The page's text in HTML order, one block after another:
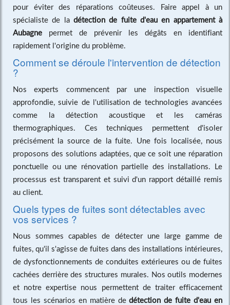
pour éviter des réparations coûteuses. Faire appel à un
spécialiste de la détection de fuite d'eau en appartement à
Aubagne permet de prévenir les dégâts en identifiant
rapidement l'origine du problème.
Comment se déroule l'intervention de détection
?
Nos experts commencent par une inspection visuelle
approfondie, suivie de l'utilisation de technologies avancées
comme la détection acoustique et les caméras
thermographiques. Ces techniques permettent d'isoler
précisément la source de la fuite. Une fois localisée, nous
proposons des solutions adaptées, que ce soit une réparation
ponctuelle ou une rénovation partielle des installations. Le
processus est transparent et suivi d'un rapport détaillé remis
au client.
Quels types de fuites sont détectables avec
vos services ?
Nous sommes capables de détecter une large gamme de
fuites, qu'il s'agisse de fuites dans des installations intérieures,
de dysfonctionnements de conduites extérieures ou de fuites
cachées derrière des structures murales. Nos outils modernes
et notre expertise nous permettent de traiter efficacement
tous les scénarios en matière dedétection de fuite d'eau en